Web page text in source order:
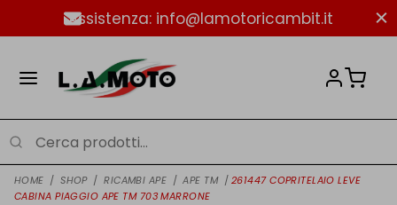
Assistenza: info@lamotoricambit.it
HOME / SHOP / RICAMBI APE / APE TM /261447 COPRITELAIO LEVE
CABINA PIAGGIO APE TM 703 MARRONE